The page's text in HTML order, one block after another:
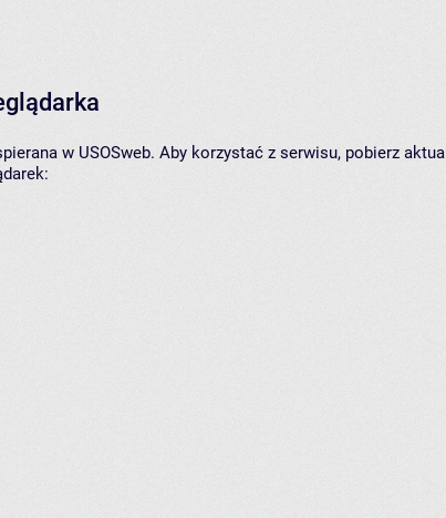
w USOSweb. Aby korzystać z serwisu, pobierz